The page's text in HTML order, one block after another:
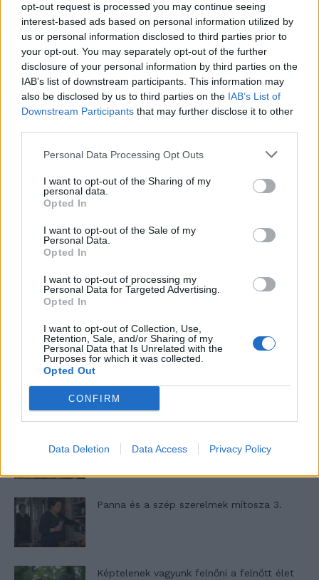
opt-out request is processed you may continue seeing
interest-based ads based on personal information utilized by
us or personal information disclosed to third parties prior to
your opt-out. You may separately opt-out of the further
disclosure of your personal information by third parties on the
IAB’s list of downstream participants. This information may
also be disclosed by us to third parties on the IAB’s List of
Downstream Participants that may further disclose it to other
Personal Data Processing Opt Outs
I want to opt-out of the Sharing of my
personal data.
Opted In
I want to opt-out of the Sale of my
Personal Data.
Opted In
I want to opt-out of processing my
Personal Data for Targeted Advertising.
Opted In
I want to opt-out of Collection, Use,
Retention, Sale, and/or Sharing of my
Personal Data that Is Unrelated with the
Purposes for which it was collected.
Opted Out
CONFIRM
Data Deletion Data Access Privacy Policy
T. szereti a fiatal lányokat 14. rész
Pedig szóltam… – Miért nem hiszünk a
nőknek, amikor segítséget kérnek?
A legidegesítőbb kifejezések laza
gyűjteménye
Elyna Robbs: Adéle és az örökölt árnyak
13. rész
Panna és a szép szerelmek mítosza 3.
Képtelenek vagyunk felnőni a felnőtt élet